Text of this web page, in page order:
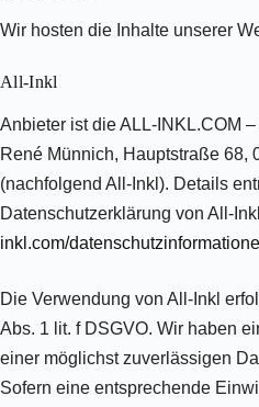
Wir hosten die Inhalte unserer
All-Inkl
Anbieter ist die ALL-INKL.COM
René Münnich, Hauptstraße 68,
(nachfolgend All-Inkl). Details
Datenschutzerklärung von All-
inkl.com/
Die Verwendung von All-Inkl
Abs. 1 lit. f DSGVO. Wir haben
einer möglichst zuverlässigen
Sofern eine entsprechende